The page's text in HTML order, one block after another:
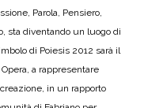
Parola, Pensiero,
sta diventando un luogo di
di Poiesis 2012 sarà il
a rappresentare
in un rapporto